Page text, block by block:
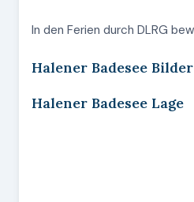
In den Ferien durch DLRG
Halener Badesee Bilder
Halener Badesee Lage